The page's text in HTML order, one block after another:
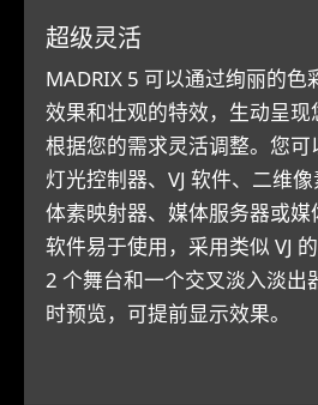
超级灵活
MADRIX 5 可以通过绚丽的色
效果和壮观的特效，生动呈现
根据您的需求灵活调整。您可
灯光控制器、VJ 软件、二维
体素映射器、媒体服务器或
软件易于使用，采用类似 VJ
2 个舞台和一个交叉淡入淡出
时预览，可提前显示效果。